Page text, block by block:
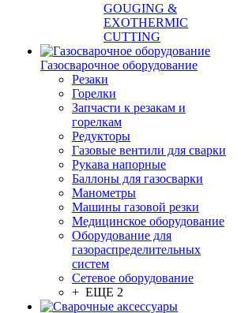
GOUGING &
EXOTHERMIC
CUTTING
Газосварочное оборудование
Резаки
Горелки
Запчасти к резакам и
горелкам
Редукторы
Газовые вентили для сварки
Рукава напорные
Баллоны для газосварки
Манометры
Машины газовой резки
Медицинское оборудование
Оборудование для
газораспределительных
систем
Сетевое оборудование
+ ЕЩЕ 2